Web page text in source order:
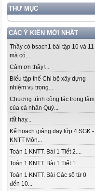
THƯ MỤC
CÁC Ý KIẾN MỚI NHẤT
Thầy có bsach1 bài tập 10 và 11
mà có...
Cảm ơn thầy!...
Biểu tập thể Chi bộ xây dựng
nhiệm vụ trọng...
Chương trình công tác trọng tâm
của cá nhân Quý...
rất hay...
Kế hoạch giảng dạy lớp 4 SGK -
KNTT Môn...
Toán 1 KNTT. Bài 1 Tiết 2....
Toán 1 KNTT. Bài 1 Tiết 1....
Toán 1 KNTT. Bài Các số từ 0
đến 10...